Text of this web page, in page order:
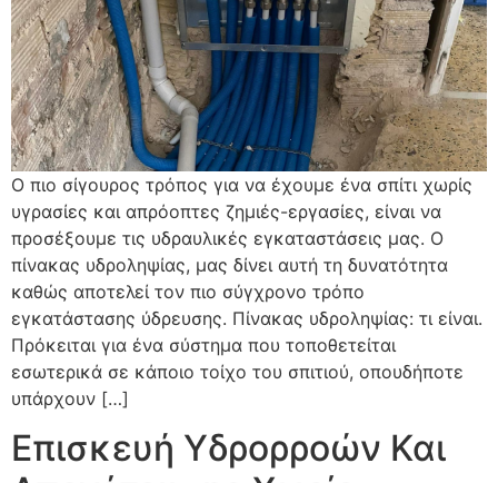
Ο πιο σίγουρος τρόπος για να έχουμε ένα σπίτι χωρίς
υγρασίες και απρόοπτες ζημιές-εργασίες, είναι να
προσέξουμε τις υδραυλικές εγκαταστάσεις μας. Ο
πίνακας υδροληψίας, μας δίνει αυτή τη δυνατότητα
καθώς αποτελεί τον πιο σύγχρονο τρόπο
εγκατάστασης ύδρευσης. Πίνακας υδροληψίας: τι είναι.
Πρόκειται για ένα σύστημα που τοποθετείται
εσωτερικά σε κάποιο τοίχο του σπιτιού, οπουδήποτε
υπάρχουν […]
Επισκευή Υδρορροών Και